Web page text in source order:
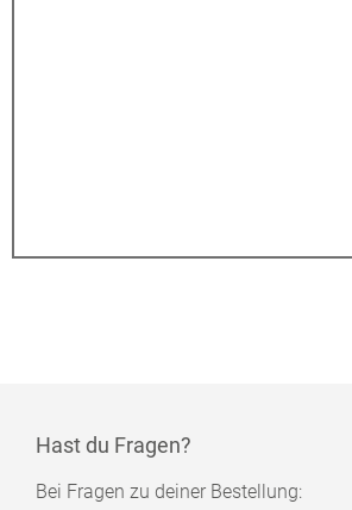
Hast du Fragen?
Bei Fragen zu deiner Bestellung: